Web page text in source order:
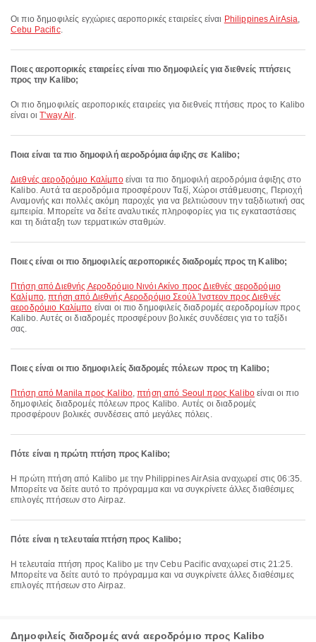
Οι πιο δημοφιλείς εγχώριες αεροπορικές εταιρείες είναι Philippines AirAsia,
Cebu Pacific.
Ποιες αεροπορικές εταιρείες είναι πιο δημοφιλείς για διεθνείς πτήσεις
προς την Kalibo;
Οι πιο δημοφιλείς αεροπορικές εταιρείες για διεθνείς πτήσεις προς το Kalibo
είναι οιT'way Air.
Ποια είναι τα πιο δημοφιλή αεροδρόμια άφιξης σε Kalibo;
Διεθνές αεροδρόμιο Καλίμποείναι τα πιο δημοφιλή αεροδρόμια άφιξης στο
Kalibo. Αυτά τα αεροδρόμια προσφέρουν Ταξί, Χώροι στάθμευσης, Περιοχή
Αναμονής και πολλές ακόμη παροχές για να βελτιώσουν την ταξιδιωτική σας
εμπειρία. Μπορείτε να δείτε αναλυτικές πληροφορίες για τις εγκαταστάσεις
και τη διάταξη των τερματικών σταθμών.
Ποιες είναι οι πιο δημοφιλείς αεροπορικές διαδρομές προς τη Kalibo;
πτήση από Διεθνής Αεροδρόμιο Νινόι Ακίνο προς Διεθνές αεροδρόμιο
Καλίμπο,πτήση από Διεθνής Αεροδρόμιο Σεούλ Ίνστεον προς Διεθνές
αεροδρόμιο Καλίμπο είναι οι πιο δημοφιλείς διαδρομές αεροδρομίων προς
Kalibo. Αυτές οι διαδρομές προσφέρουν βολικές συνδέσεις για το ταξίδι
σας.
Ποιες είναι οι πιο δημοφιλείς διαδρομές πόλεων προς τη Kalibo;
πτήση από Manila προς Kalibo,πτήση από Seoul προς Kaliboείναι οι πιο
δημοφιλείς διαδρομές πόλεων προς Kalibo. Αυτές οι διαδρομές
προσφέρουν βολικές συνδέσεις από μεγάλες πόλεις.
Πότε είναι η πρώτη πτήση προς Kalibo;
Η πρώτη πτήση από Kalibo με την Philippines AirAsia αναχωρεί στις 06:35.
Μπορείτε να δείτε αυτό το πρόγραμμα και να συγκρίνετε άλλες διαθέσιμες
επιλογές πτήσεων στο Airpaz.
Πότε είναι η τελευταία πτήση προς Kalibo;
Η τελευταία πτήση προς Kalibo με την Cebu Pacific αναχωρεί στις 21:25.
Μπορείτε να δείτε αυτό το πρόγραμμα και να συγκρίνετε άλλες διαθέσιμες
επιλογές πτήσεων στο Airpaz.
Δημοφιλείς διαδρομές ανά αεροδρόμιο προς Kalibo